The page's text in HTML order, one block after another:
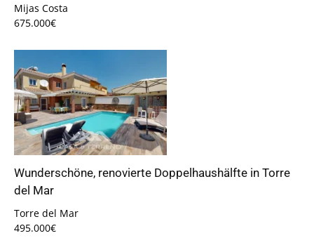
Mijas Costa
675.000€
Wunderschöne, renovierte Doppelhaushälfte in Torre
del Mar
Torre del Mar
495.000€